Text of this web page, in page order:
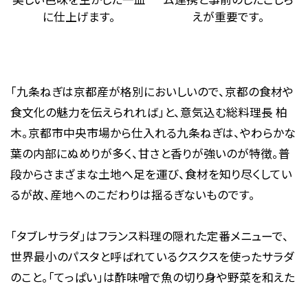
に仕上げます。
えが重要です。
「九条ねぎは京都産が格別においしいので、京都の食材や
食文化の魅力を伝えられれば」と、意気込む総料理長 柏
木。京都市中央市場から仕入れる九条ねぎは、やわらかな
葉の内部にぬめりが多く、甘さと香りが強いのが特徴。普
段からさまざまな土地へ足を運び、食材を知り尽くしてい
るが故、産地へのこだわりは揺るぎないものです。
「タブレサラダ」はフランス料理の隠れた定番メニューで、
世界最小のパスタと呼ばれているクスクスを使ったサラダ
のこと。「てっぱい」は酢味噌で魚の切り身や野菜を和えた